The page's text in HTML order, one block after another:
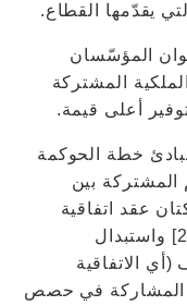
يقدّمها القطاع.
المؤسّسان
المشتركة
أعلى قيمة.
خطة الحوكمة
المشتركة بين
عقد اتفاقية
تحالف جديدة [بحلول 31 مارس 2023] واستبدال
(أي الاتفاقية
المشاركة في حصص